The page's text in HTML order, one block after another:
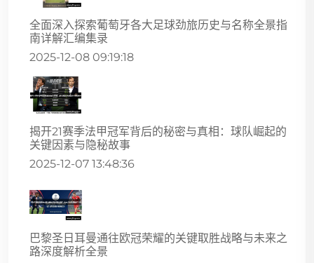
全面深入探索葡萄牙各大足球劲旅历史与名称全景指
南详解汇编集录
2025-12-08 09:19:18
揭开21赛季法甲冠军背后的秘密与真相：球队崛起的
关键因素与隐秘故事
2025-12-07 13:48:36
巴黎圣日耳曼通往欧冠荣耀的关键取胜战略与未来之
路深度解析全景